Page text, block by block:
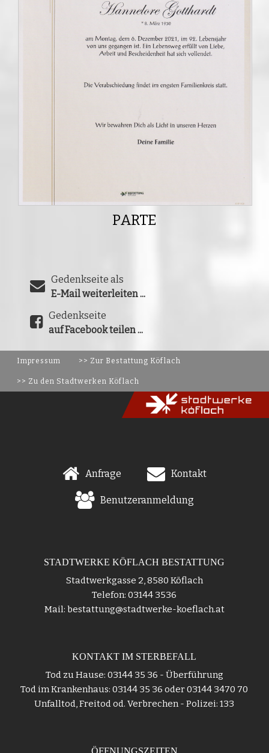
PARTE
Gedenkseite als
E-Mail weiterleiten ...
Gedenkseite
auf Facebook teilen ...
Impressum >> Zur Bestattung Köflach
>> Zu den Stadtwerken Köflach
Anfrage Kontakt
Benutzeranmeldung
STADTWERKE KÖFLACH BESTATTUNG
Stadtwerkgasse 2, 8580 Köflach
Telefon: 03144 3536
Mail: bestattung@stadtwerke-koeflach.at
KONTAKT IM STERBEFALL
Tod zu Hause: 03144 35 36 - Überführung
Tod im Krankenhaus: 03144 35 36 oder 03144 3470 70
Unfalltod, Freitod od. Verbrechen - Polizei: 133
ÖFFNUNGSZEITEN